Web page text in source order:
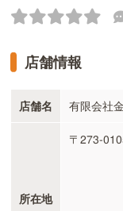
店舗情報
店舗名 有限会社
所在地
〒273-